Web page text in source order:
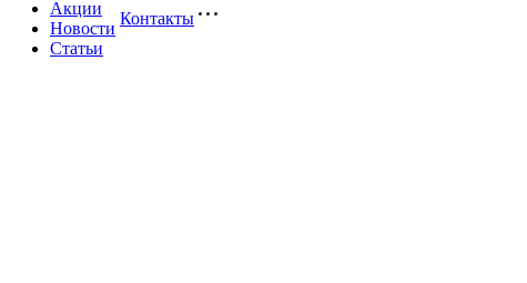
Акции
Новости
Статьи
Контакты